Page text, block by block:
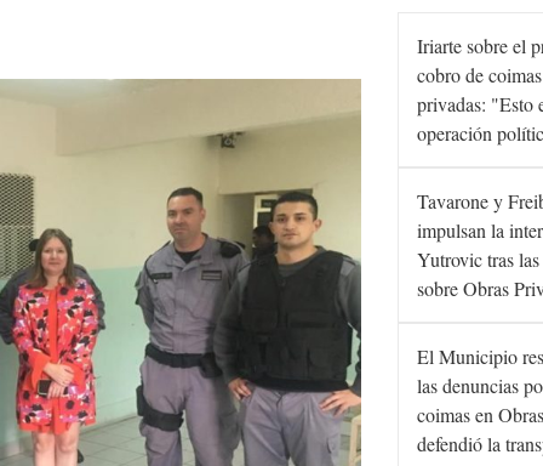
Iriarte sobre el
cobro de
privadas: "Esto
operación
Tavarone y
impulsan la
Yutrovic tras
sobre Obras
El Municipio
las denuncias
coimas en
defendió la